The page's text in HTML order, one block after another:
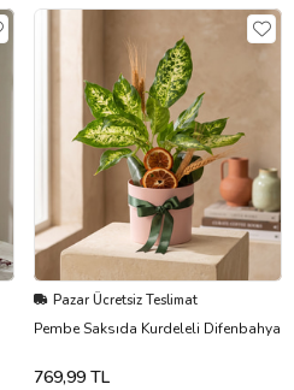
Pazar Ücretsiz Teslimat
Pembe Saksıda Kurdeleli Difenbahya
769,99 TL